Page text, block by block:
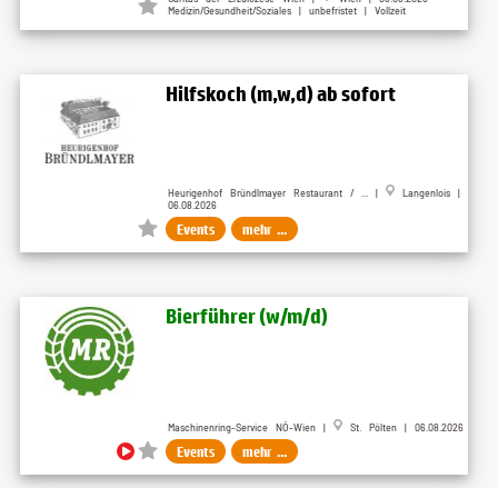
Medizin/Gesundheit/Soziales | unbefristet | Vollzeit
Hilfskoch (m,w,d) ab sofort
Heurigenhof Bründlmayer Restaurant / ... |
Langenlois |
06.08.2026
Events mehr ...
Bierführer (w​/m​/d)
Maschinenring-Service NÖ-Wien | St. Pölten | 06.08.2026
Events mehr ...